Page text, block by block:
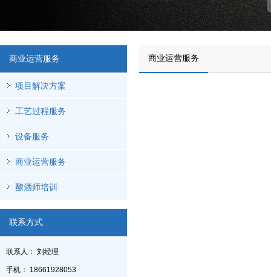
商业运营服务
项目解决方案
工艺过程服务
设备服务
商业运营服务
酿酒师培训
联系方式
联系人： 刘经理
手机： 18661928053
商业运营服务